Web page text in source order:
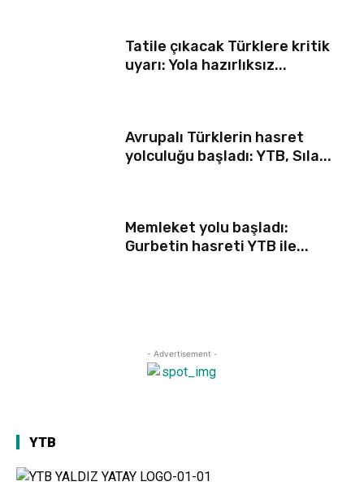
Tatile çıkacak Türklere kritik
uyarı: Yola hazırlıksız...
Avrupalı Türklerin hasret
yolculuğu başladı: YTB, Sıla...
Memleket yolu başladı:
Gurbetin hasreti YTB ile...
- Advertisement -
YTB